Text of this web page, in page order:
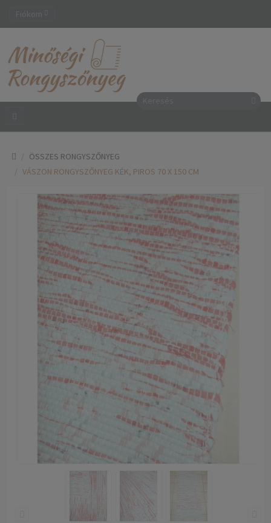
ÖSSZES RONGYSZŐNYEG
VÁSZON RONGYSZŐNYEG KÉK, PIROS 70 X 150 CM